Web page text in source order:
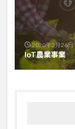
2020年2月26日
IoT農業事業